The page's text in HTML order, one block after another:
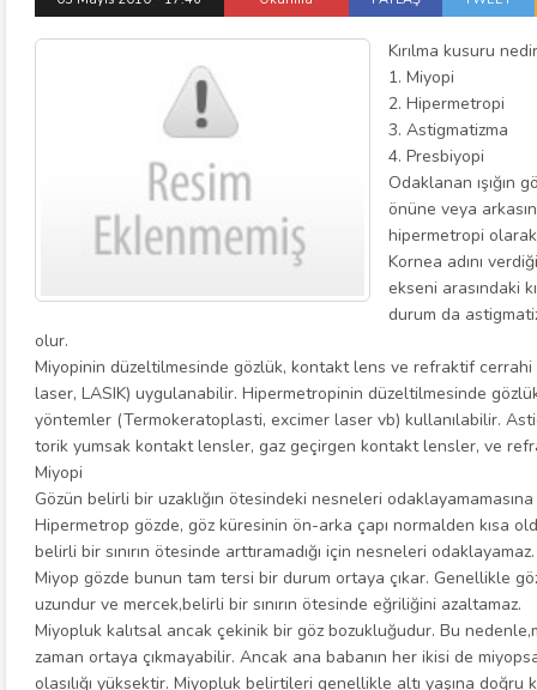
Kırılma kusuru
1. Miyopi
2. Hipermetropi
3. Astigmatizma
4. Presbiyopi
Odaklanan ışığın
önüne veya
hipermetropi
Kornea adını
ekseni arasındaki
durum da
olur.
Miyopinin düzeltilmesinde gözlük, kontakt lens ve refraktif
laser, LASIK) uygulanabilir. Hipermetropinin düzeltilmesinde
yöntemler (Termokeratoplasti, excimer laser vb) kullanılabilir.
torik yumsak kontakt lensler, gaz geçirgen kontakt lensler, ve
Miyopi
Gözün belirli bir uzaklığın ötesindeki nesneleri
Hipermetrop gözde, göz küresinin ön-arka çapı normalden kısa
belirli bir sınırın ötesinde arttıramadığı için nesneleri odaklayamaz.
Miyop gözde bunun tam tersi bir durum ortaya çıkar. Genellikle
uzundur ve mercek,belirli bir sınırın ötesinde eğriliğini azaltamaz.
Miyopluk kalıtsal ancak çekinik bir göz bozukluğudur. Bu
zaman ortaya çıkmayabilir. Ancak ana babanın her ikisi de
olasılığı yüksektir. Miyopluk belirtileri genellikle altı yaşına doğru